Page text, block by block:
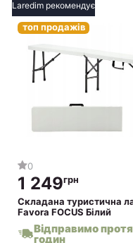
Laredim рекомендує
топ продажів
0
1 249грн
Складана туристична
Favora FOCUS Білий
Відправимо
годин